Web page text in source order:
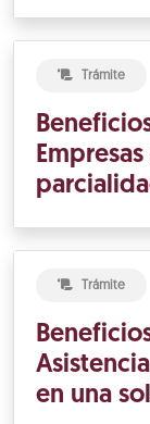
Trámite
Trámite
en una